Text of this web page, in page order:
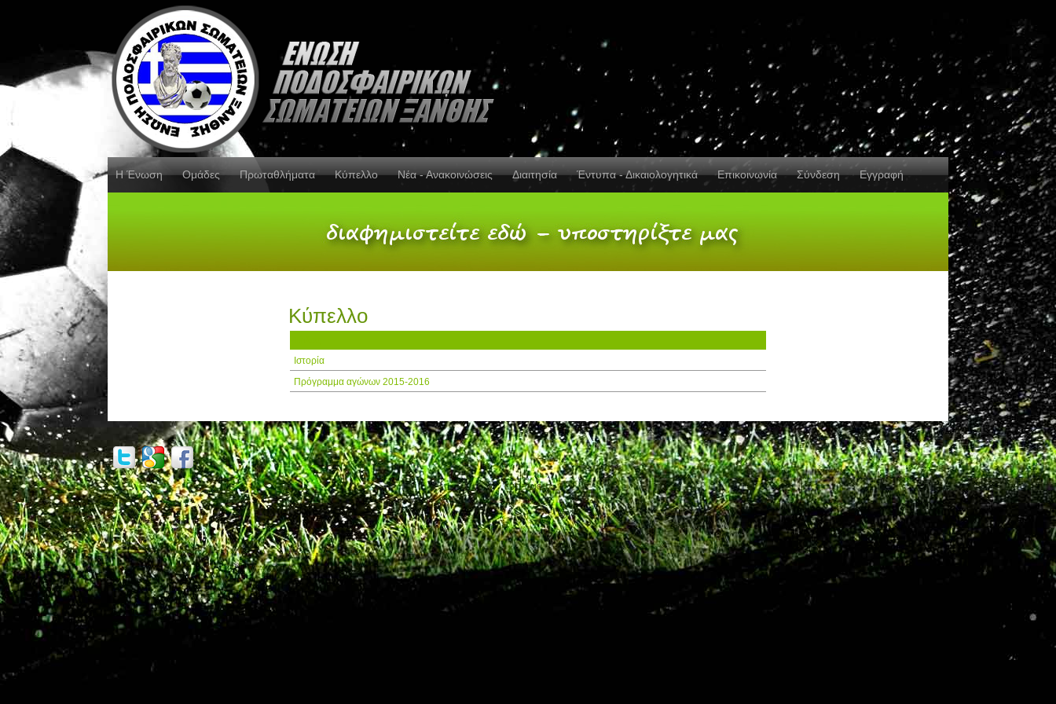
Η Ένωση Ομάδες Πρωταθλήματα Κύπελλο Νέα - Ανακοινώσεις Διαιτησία Έντυπα - Δικαιολογητικά Επικοινωνία Σύνδεση Εγγραφή
Κύπελλο
Ιστορία
Πρόγραμμα αγώνων 2015-2016
ΕΠΣ ΞΑΝΘΗΣ